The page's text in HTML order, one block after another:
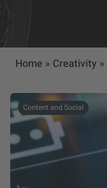
Home » Creativity »
Content and Social